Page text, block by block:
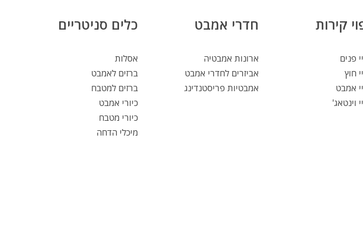
קירות
פנים
חוץ
אמבט
וינטאג'
חדרי אמבט
ארונות אמבטיה
אביזרים לחדרי אמבט
אמבטיות פריסטנדינג
כלים סניטריים
אסלות
ברזים לאמבט
ברזים למטבח
כיורי אמבט
כיורי מטבח
מיכלי הדחה